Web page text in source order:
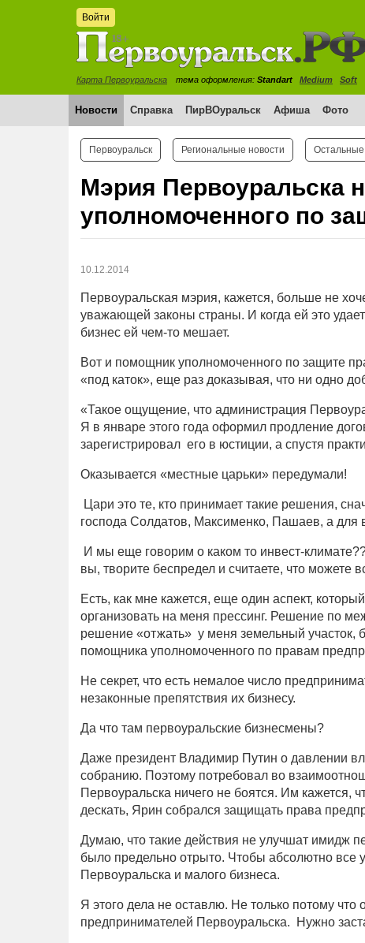
Войти
Карта Первоуральска тема оформления: Standart Medium Soft
Новости Справка ПирВОуральск Афиша Фото
Первоуральск Региональные новости Остальные
Мэрия Первоуральска
уполномоченного по
10.12.2014
Первоуральская мэрия, кажется, больше не
уважающей законы страны. И когда ей это
бизнес ей чем-то мешает.
Вот и помощник уполномоченного по защите
«под каток», еще раз доказывая, что ни одно
«Такое ощущение, что администрация
Я в январе этого года оформил продление
зарегистрировал его в юстиции, а спустя
Оказывается «местные царьки» передумали!
Цари это те, кто принимает такие решения,
господа Солдатов, Максименко, Пашаев, а для
И мы еще говорим о каком то инвест-
вы, творите беспредел и считаете, что можете
Есть, как мне кажется, еще один аспект,
организовать на меня прессинг. Решение по
решение «отжать» у меня земельный участок,
помощника уполномоченного по правам
Не секрет, что есть немалое число
незаконные препятствия их бизнесу.
Да что там первоуральские бизнесмены?
Даже президент Владимир Путин о давлении
собранию. Поэтому потребовал во
Первоуральска ничего не боятся. Им кажется,
дескать, Ярин собрался защищать права
Думаю, что такие действия не улучшат имидж
было предельно отрыто. Чтобы абсолютно все
Первоуральска и малого бизнеса.
Я этого дела не оставлю. Не только потому
предпринимателей Первоуральска. Нужно